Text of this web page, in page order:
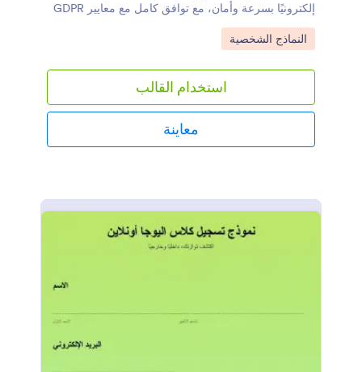
إلكترونيًا بسرعة وأمان، مع توافق كامل مع معايير GDPR
وCCPA وتشفير SSL 256-bit.
Go to Category:
النماذج الشخصية
استخدام القالب
معاينة